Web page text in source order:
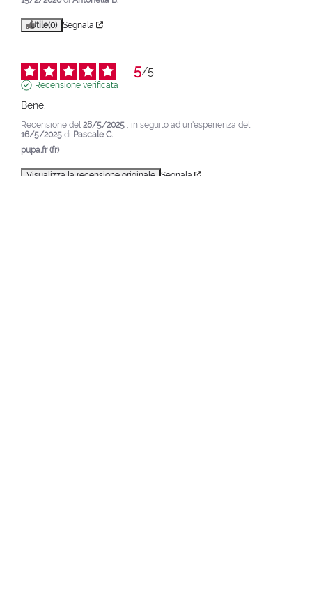
Utile(0) Segnala
5/5
Recensione verificata
Bene.
Recensione del 28/5/2025 , in seguito ad un'esperienza del
16/5/2025 di Pascale C.
pupa.fr (fr)
Visualizza la recensione originale Segnala